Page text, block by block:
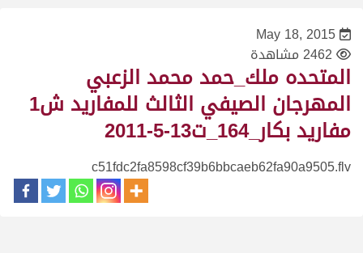
May 18, 2015
2462 مشاهدة
المتحده ملك_حمد محمد الزعبي
المهرجان الصيفي الثالث للمفاريد ش1
مفاريد بكار_164_ت13-5-2011
c51fdc2fa8598cf39b6bbcaeb62fa90a9505.flv